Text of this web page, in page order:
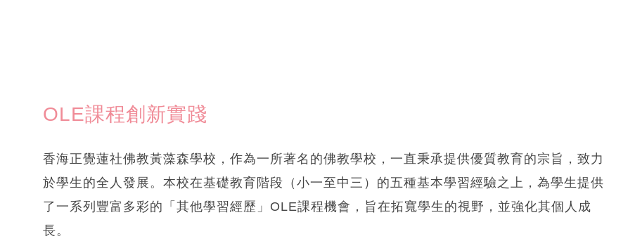
OLE課程創新實踐
香海正覺蓮社佛教黃藻森學校，作為一所著名的佛教學校，一直秉承提供優質教育的宗旨，致力
於學生的全人發展。本校在基礎教育階段（小一至中三）的五種基本學習經驗之上，為學生提供
了一系列豐富多彩的「其他學習經歷」OLE課程機會，旨在拓寬學生的視野，並強化其個人成
長。